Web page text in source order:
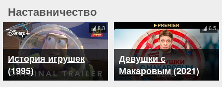
Наставничество
История игрушек
(1995)
8.3
Девушки с
Макаровым (2021)
6.5